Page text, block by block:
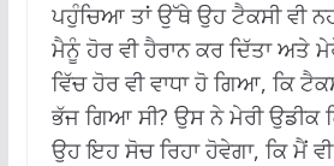
ਪਹੁੰਚਿਆ ਤਾਂ ਉੱਥੇ ਉਹ ਟੈਕਸੀ ਵੀ
ਮੈਨੂੰ ਹੋਰ ਵੀ ਹੈਰਾਨ ਕਰ ਦਿੱਤਾ ਅਤੇ
ਵਿੱਚ ਹੋਰ ਵੀ ਵਾਧਾ ਹੋ ਗਿਆ, ਕਿ
ਭੱਜ ਗਿਆ ਸੀ? ਉਸ ਨੇ ਮੇਰੀ ਉਡੀਕ
ਉਹ ਇਹ ਸੋਚ ਰਿਹਾ ਹੋਵੇਗਾ, ਕਿ ਮੈਂ